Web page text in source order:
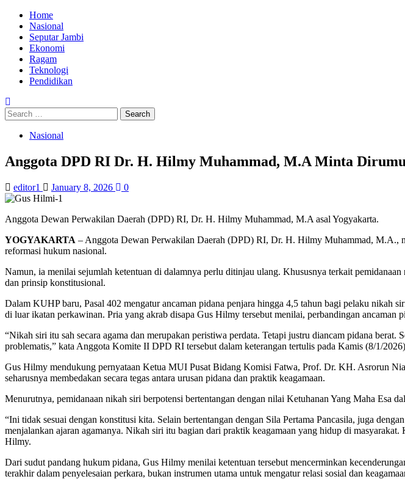
Skip
content
Primary
Menu
Home
Nasional
Seputar Jambi
Ekonomi
Ragam
Teknologi
Pendidikan
Search
for:
Nasional
Anggota DPD RI Dr. H. Hilmy Muhammad, M.A Minta
editor1 January 8, 2026 0
Anggota Dewan Perwakilan Daerah (DPD) RI, Dr. H. Hilmy Muhammad, M.A asal Yogyakarta.
YOGYAKARTA – Anggota Dewan Perwakilan Daerah (DPD) RI, Dr. H. Hilmy Muhammad, M.A.,
reformasi hukum nasional.
Namun, ia menilai sejumlah ketentuan di dalamnya perlu ditinjau ulang. Khususnya terkait
dan prinsip konstitusional.
Dalam KUHP baru, Pasal 402 mengatur ancaman pidana penjara hingga 4,5 tahun bagi pelaku nikah
di luar ikatan perkawinan. Pria yang akrab disapa Gus Hilmy tersebut menilai, perbandingan ancaman
“Nikah siri itu sah secara agama dan merupakan peristiwa perdata. Tetapi justru diancam pidana
problematis,” kata Anggota Komite II DPD RI tersebut dalam keterangan tertulis pada Kamis (8/1/
Gus Hilmy mendukung pernyataan Ketua MUI Pusat Bidang Komisi Fatwa, Prof. Dr. KH. Asrorun
seharusnya membedakan secara tegas antara urusan pidana dan praktik keagamaan.
Menurutnya, pemidanaan nikah siri berpotensi bertentangan dengan nilai Ketuhanan Yang Maha Esa
“Ini tidak sesuai dengan konstitusi kita. Selain bertentangan dengan Sila Pertama Pancasila, juga
menjalankan ajaran agamanya. Nikah siri itu bagian dari praktik keagamaan yang hidup di
Hilmy.
Dari sudut pandang hukum pidana, Gus Hilmy menilai ketentuan tersebut mencerminkan
terakhir dalam penyelesaian perkara, bukan instrumen utama untuk mengatur relasi sosial dan